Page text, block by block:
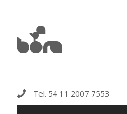
Tel. 54 11 2007 7553